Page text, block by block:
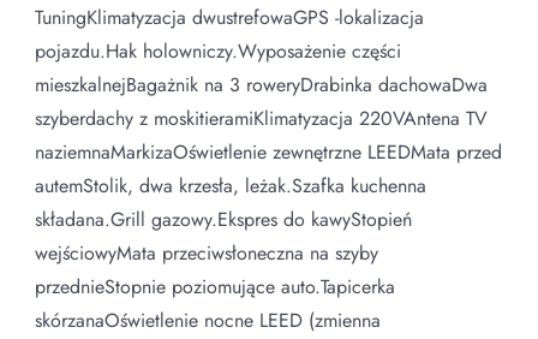
TuningKlimatyzacja dwustrefowaGPS -lokalizacja
pojazdu.Hak holowniczy.Wyposażenie części
mieszkalnejBagażnik na 3 roweryDrabinka dachowaDwa
szyberdachy z moskitieramiKlimatyzacja 220VAntena TV
naziemnaMarkizaOświetlenie zewnętrzne LEEDMata przed
autemStolik, dwa krzesła, leżak.Szafka kuchenna
składana.Grill gazowy.Ekspres do kawyStopień
wejściowyMata przeciwsłoneczna na szyby
przednieStopnie poziomujące auto.Tapicerka
skórzanaOświetlenie nocne LEED (zmienna